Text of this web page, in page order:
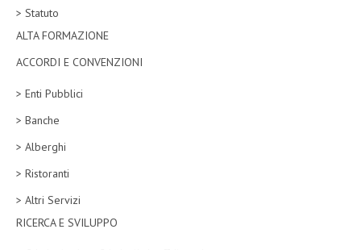
ATTO COSTITUTIVO E STATUTO
ORGANIZZAZIONE
OBIETTIVI
DIREZIONE SCIENTIFICA
ALTA FORMAZIONE
> Statuto
ALTA FORMAZIONE
ACCORDI E CONVENZIONI
> Enti Pubblici
> Banche
> Alberghi
> Ristoranti
> Altri Servizi
RICERCA E SVILUPPO